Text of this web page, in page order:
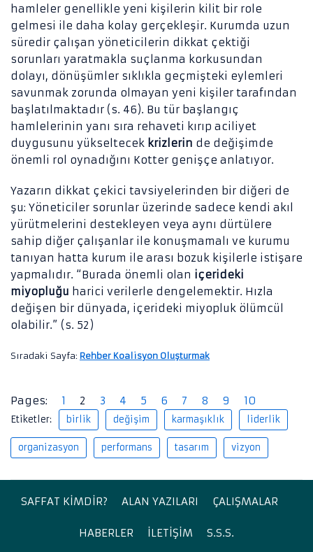
hamleler genellikle yeni kişilerin kilit bir role
gelmesi ile daha kolay gerçekleşir. Kurumda uzun
süredir çalışan yöneticilerin dikkat çektiği
sorunları yaratmakla suçlanma korkusundan
dolayı, dönüşümler sıklıkla geçmişteki eylemleri
savunmak zorunda olmayan yeni kişiler tarafından
başlatılmaktadır (s. 46). Bu tür başlangıç
hamlelerinin yanı sıra rehaveti kırıp aciliyet
duygusunu yükseltecek krizlerin de değişimde
önemli rol oynadığını Kotter genişçe anlatıyor.
Yazarın dikkat çekici tavsiyelerinden bir diğeri de
şu: Yöneticiler sorunlar üzerinde sadece kendi akıl
yürütmelerini destekleyen veya aynı dürtülere
sahip diğer çalışanlar ile konuşmamalı ve kurumu
tanıyan hatta kurum ile arası bozuk kişilerle istişare
yapmalıdır. “Burada önemli olan içerideki
miyopluğu harici verilerle dengelemektir. Hızla
değişen bir dünyada, içerideki miyopluk ölümcül
olabilir.” (s. 52)
Sıradaki Sayfa: Rehber Koalisyon Oluşturmak
Pages: 1 2 3 4 5 6 7 8 9 10
Etiketler: birlik değişim karmaşıklık liderlik
organizasyon performans tasarım vizyon
SAFFAT KİMDİR? ALAN YAZILARI ÇALIŞMALAR
HABERLER İLETİŞİM S.S.S.